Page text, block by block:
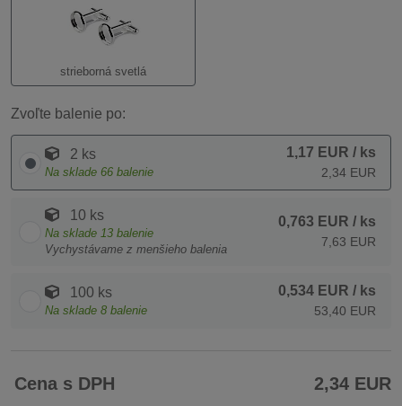
strieborná svetlá
Zvoľte balenie po:
2 ks
Na sklade 66 balenie
1,17 EUR / ks
2,34 EUR
10 ks
Na sklade 13 balenie
Vychystávame z menšieho balenia
0,763 EUR / ks
7,63 EUR
100 ks
Na sklade 8 balenie
0,534 EUR / ks
53,40 EUR
Cena s DPH 2,34 EUR